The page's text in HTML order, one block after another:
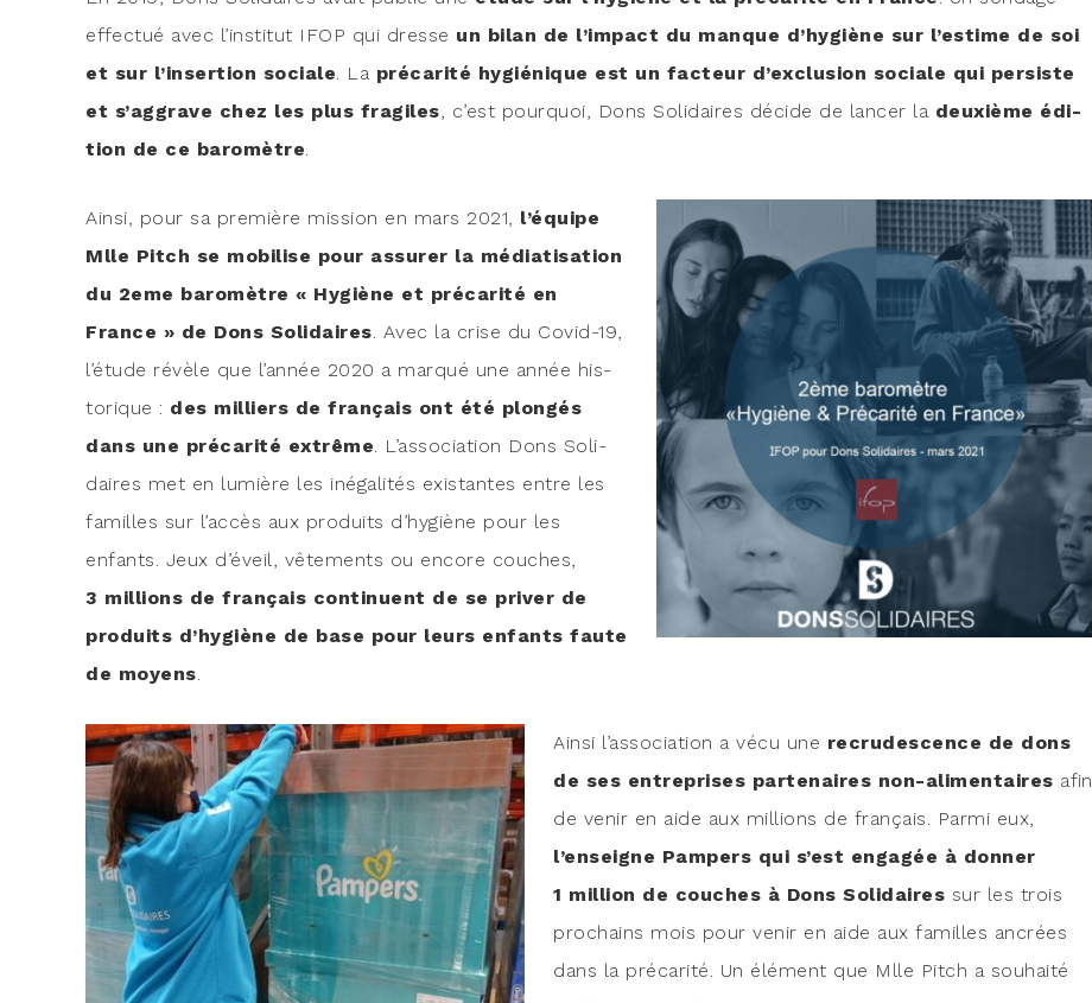
effec­tué avec l’institut IFOP qui dresse un bilan de l’impact du manque d’hygiène sur l’estime de soi
et sur l’insertion sociale. La pré­ca­ri­té hygié­nique est un fac­teur d’exclusion sociale qui per­siste
et s’aggrave chez les plus fra­giles, c’est pour­quoi, Dons Soli­daires décide de lan­cer la deuxième édi­
tion de ce baro­mètre.
Ain­si, pour sa pre­mière mis­sion en mars 2021, l’équipe
Mlle Pitch se mobi­lise pour assu­rer la média­ti­sa­tion
du 2eme baro­mètre « Hygiène et pré­ca­ri­té en
France » de Dons Soli­daires. Avec la crise du Covid-19,
l’étude révèle que l’année 2020 a mar­qué une année his­
to­rique : des mil­liers de fran­çais ont été plon­gés
dans une pré­ca­ri­té extrême. L’association Dons Soli­
daires met en lumière les inéga­li­tés exis­tantes entre les
familles sur l’accès aux pro­duits d’hygiène pour les
enfants. Jeux d’éveil, vête­ments ou encore couches,
3 mil­lions de fran­çais conti­nuent de se pri­ver de
pro­duits d’hygiène de base pour leurs enfants faute
de moyens.
Ain­si l’association a vécu une recru­des­cence de dons
de ses entre­prises par­te­naires non-ali­men­taires afin
de venir en aide aux mil­lions de fran­çais. Par­mi eux,
l’enseigne Pam­pers qui s’est enga­gée à don­ner
1 mil­lion de couches à Dons Soli­daires sur les trois
pro­chains mois pour venir en aide aux familles ancrées
dans la pré­ca­ri­té. Un élé­ment que Mlle Pitch a sou­hai­té